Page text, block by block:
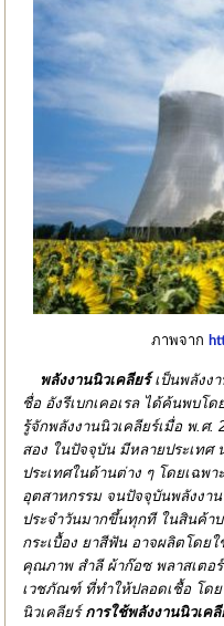
ภาพจาก
พลังงานนิวเคลียร์ เป็นพลังง
ชื่อ อังรีเบกเคอเรล ได้ค้นพบโ
รู้จักพลังงานนิวเคลียร์เมื่อ พ.ศ.
สอง ในปัจจุบัน มีหลายประเทศ
ประเทศในด้านต่าง ๆ โดยเฉพ
อุตสาหกรรม จนปัจจุบันพลังงา
ประจำวันมากขึ้นทุกที ในสินค้า
กระเบื้อง ยาสีฟัน อาจผลิตโดย
คุณภาพ สำลี ผ้าก๊อซ พลาสเตอ
เวชภัณฑ์ ที่ทำให้ปลอดเชื้อ โด
นิวเคลียร์ การใช้พลังงานนิวเคลี